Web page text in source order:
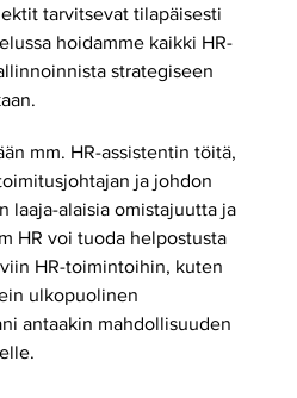
tarvitsevat tilapäisesti
hoidamme kaikki HR-
strategiseen
mm. HR-assistentin töitä,
ja johdon
laaja-alaisia omistajuutta ja
HR voi tuoda helpostusta
HR-toimintoihin, kuten
ulkopuolinen
antaakin mahdollisuuden